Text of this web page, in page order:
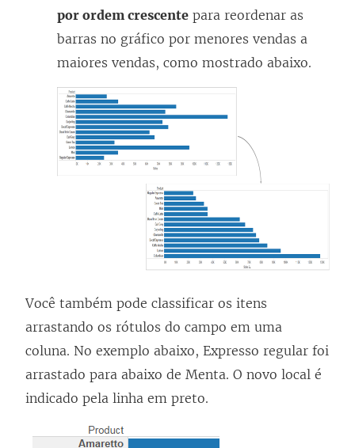
por ordem crescente para reordenar as
barras no gráfico por menores vendas a
maiores vendas, como mostrado abaixo.
Você também pode classificar os itens
arrastando os rótulos do campo em uma
coluna. No exemplo abaixo, Expresso regular foi
arrastado para abaixo de Menta. O novo local é
indicado pela linha em preto.